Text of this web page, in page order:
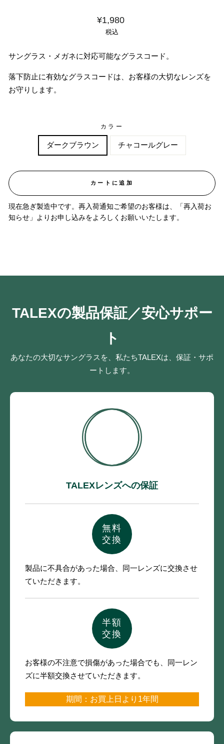
価
¥1,980
税込
サングラス・メガネに対応可能なグラスコード。
落下防止に有効なグラスコードは、お客様の大切なレンズを
お守りします。
カラー
ダークブラウン チャコールグレー
カートに追加
現在急ぎ製造中です。再入荷通知ご希望のお客様は、「再入荷お
知らせ」よりお申し込みをよろしくお願いいたします。
TALEXの製品保証／安心サポー
ト
あなたの大切なサングラスを、私たちTALEXは、保証・サポ
ートします。
TALEXレンズへの保証
無料
交換
製品に不具合があった場合、
同一レンズに交換させ
ていただきます。
半額
交換
お客様の不注意で損傷があった場合でも、
同一レン
ズに半額交換させていただきます。
期間：お買上日より1年間